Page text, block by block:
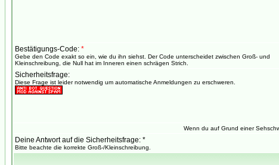
Bestätigungs-Code: *
Gebe den Code exakt so ein, wie du ihn siehst. Der Code unterscheidet zwischen Groß- und
Kleinschreibung, die Null hat im Inneren einen schrägen Strich.
Sicherheitsfrage:
Diese Frage ist leider notwendig um automatische Anmeldungen zu erschweren.
Wenn du auf Grund einer
Deine Antwort auf die Sicherheitsfrage: *
Bitte beachte die korrekte Groß-/Kleinschreibung.